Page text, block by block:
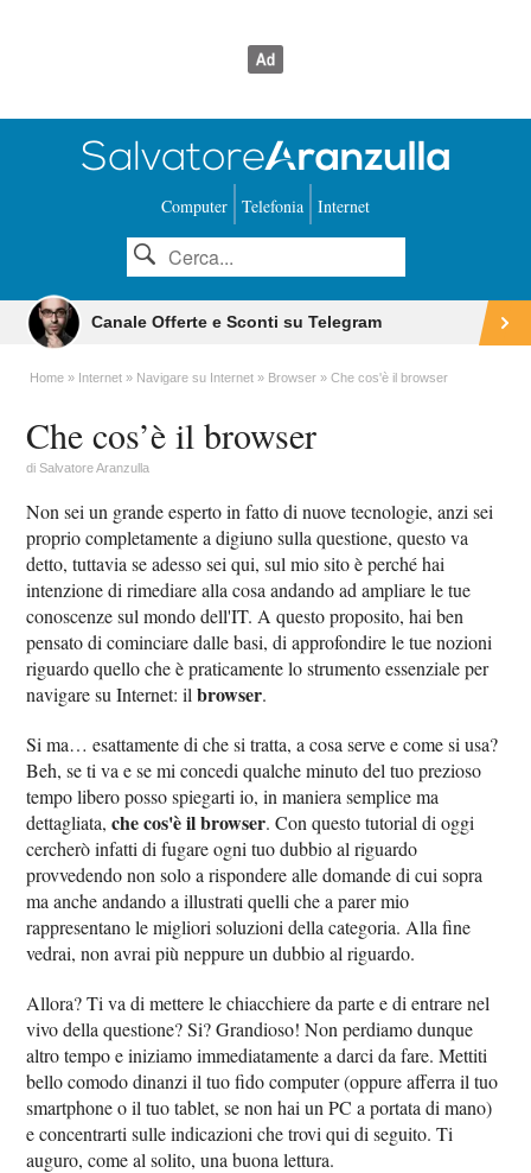
Computer Telefonia Internet
Canale Offerte e Sconti su Telegram
Home Internet Navigare su Internet Browser Che cos'è il browser
Che cos’è il browser
diSalvatore Aranzulla
Non sei un grande esperto in fatto di nuove tecnologie, anzi sei
proprio completamente a digiuno sulla questione, questo va
detto, tuttavia se adesso sei qui, sul mio sito è perché hai
intenzione di rimediare alla cosa andando ad ampliare le tue
conoscenze sul mondo dell'IT. A questo proposito, hai ben
pensato di cominciare dalle basi, di approfondire le tue nozioni
riguardo quello che è praticamente lo strumento essenziale per
navigare su Internet: ilbrowser.
Si ma… esattamente di che si tratta, a cosa serve e come si usa?
Beh, se ti va e se mi concedi qualche minuto del tuo prezioso
tempo libero posso spiegarti io, in maniera semplice ma
dettagliata,che cos'è il browser. Con questo tutorial di oggi
cercherò infatti di fugare ogni tuo dubbio al riguardo
provvedendo non solo a rispondere alle domande di cui sopra
ma anche andando a illustrati quelli che a parer mio
rappresentano le migliori soluzioni della categoria. Alla fine
vedrai, non avrai più neppure un dubbio al riguardo.
Allora? Ti va di mettere le chiacchiere da parte e di entrare nel
vivo della questione? Si? Grandioso! Non perdiamo dunque
altro tempo e iniziamo immediatamente a darci da fare. Mettiti
bello comodo dinanzi il tuo fido computer (oppure afferra il tuo
smartphone o il tuo tablet, se non hai un PC a portata di mano)
e concentrarti sulle indicazioni che trovi qui di seguito. Ti
auguro, come al solito, una buona lettura.